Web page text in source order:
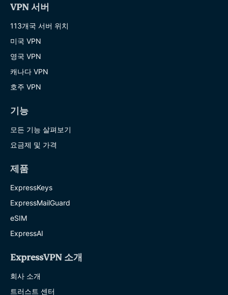
VPN 서버
113개국 서버 위치
미국 VPN
영국 VPN
캐나다 VPN
호주 VPN
기능
모든 기능 살펴보기
요금제 및 가격
제품
ExpressKeys
ExpressMailGuard
eSIM
ExpressAI
ExpressVPN 소개
회사 소개
트러스트 센터